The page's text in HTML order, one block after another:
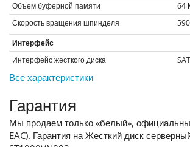
Объем буферной памяти
64
Скорость вращения шпинделя
Интерфейс
Интерфейс жесткого диска
Все характеристики
Гарантия
Мы продаем только «белый»,
EAC). Гарантия на Жесткий диск